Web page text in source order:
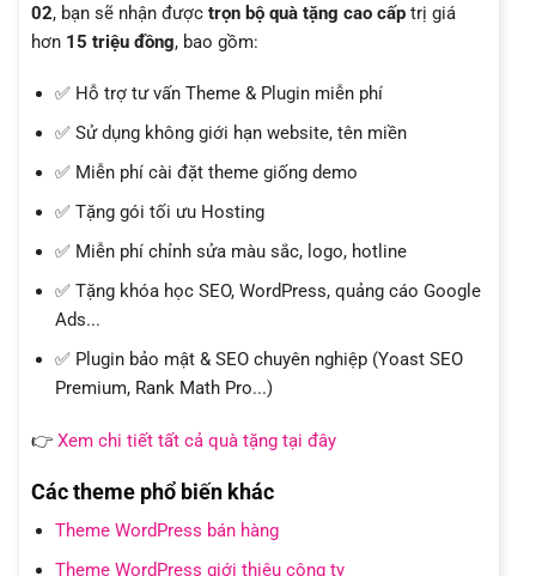
02, bạn sẽ nhận được trọn bộ quà tặng cao cấp trị giá
hơn 15 triệu đồng, bao gồm:
✅ Hỗ trợ tư vấn Theme & Plugin miễn phí
✅ Sử dụng không giới hạn website, tên miền
✅ Miễn phí cài đặt theme giống demo
✅ Tặng gói tối ưu Hosting
✅ Miễn phí chỉnh sửa màu sắc, logo, hotline
✅ Tặng khóa học SEO, WordPress, quảng cáo Google
Ads...
✅ Plugin bảo mật & SEO chuyên nghiệp (Yoast SEO
Premium, Rank Math Pro...)
👉 Xem chi tiết tất cả quà tặng tại đây
Các theme phổ biến khác
Theme WordPress bán hàng
Theme WordPress giới thiệu công ty